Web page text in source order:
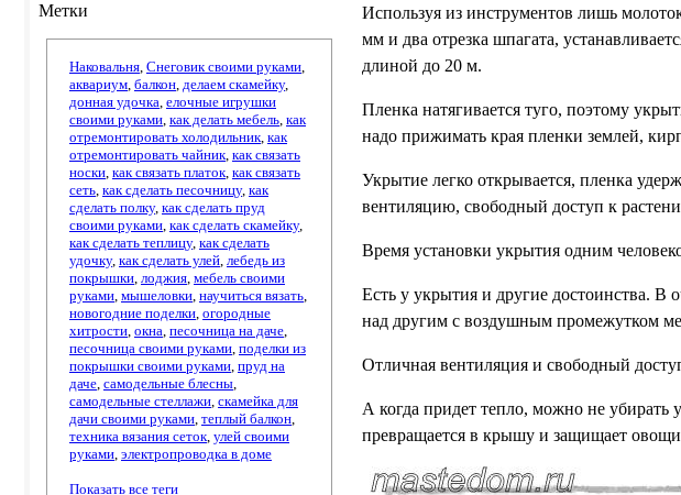
Метки
Наковальня, Снеговик своими руками,
аквариум, балкон, делаем скамейку,
донная удочка, елочные игрушки
своими руками, как делать мебель, как
отремонтировать холодильник, как
отремонтировать чайник, как связать
носки, как связать платок, как связать
сеть, как сделать песочницу, как
сделать полку, как сделать пруд
своими руками, как сделать скамейку,
как сделать теплицу, как сделать
удочку, как сделать улей, лебедь из
покрышки, лоджия, мебель своими
руками, мышеловки, научиться вязать,
новогодние поделки, огородные
хитрости, окна, песочница на даче,
песочница своими руками, поделки из
покрышки своими руками, пруд на
даче, самодельные блесны,
самодельные стеллажи, скамейка для
дачи своими руками, теплый балкон,
техника вязания сеток, улей своими
руками, электропроводка в доме
Показать все теги
Используя из инструментов лишь
мм и два отрезка шпагата,
длиной до 20 м.
Пленка натягивается туго, поэтому
надо прижимать края пленки землей,
Укрытие легко открывается, пленка
вентиляцию, свободный доступ к
Время установки укрытия одним
Есть у укрытия и другие достоинства. В
над другим с воздушным промежутком
Отличная вентиляция и свободный
А когда придет тепло, можно не убирать
превращается в крышу и защищает